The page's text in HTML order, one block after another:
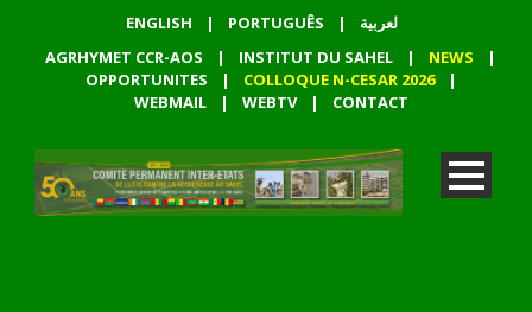
ENGLISH | PORTUGUÊS |
لعربية
AGRHYMET CCR-AOS
| INSTITUT DU SAHEL | NEWS
|
OPPORTUNITES
| COLLOQUE N-CESAR 2026
|
WEBMAIL
| WEBTV | CONTACT